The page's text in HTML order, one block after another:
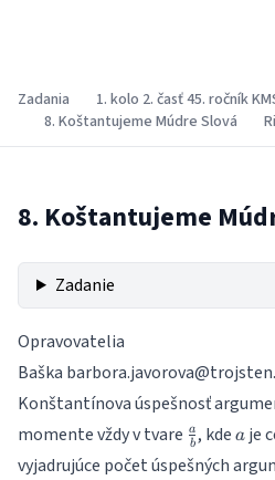
Zadania
1. kolo 2. časť 45. ročník
8. Koštantujeme Múdre Slová
8. Koštantujeme
Zadanie
Opravovatelia
Baška
Konštantínova úspešnosť
momente vždy v tvare \frac{a}
{b}
b
a , kdea
a je
vyjadrujúce počet úspešných